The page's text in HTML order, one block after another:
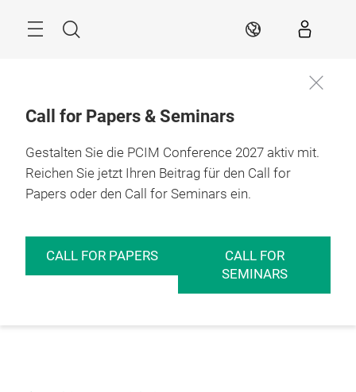
Suche DE
Call for Papers & Seminars
Gestalten Sie die PCIM Conference 2027 aktiv mit.
Reichen Sie jetzt Ihren Beitrag für den Call for
Papers oder den Call for Seminars ein.
CALL FOR PAPERS
CALL FOR
SEMINARS